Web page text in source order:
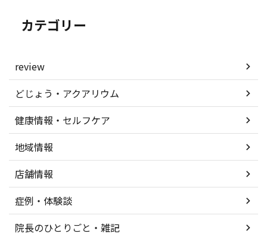
カテゴリー
review
どじょう・アクアリウム
健康情報・セルフケア
地域情報
店舗情報
症例・体験談
院長のひとりごと・雑記